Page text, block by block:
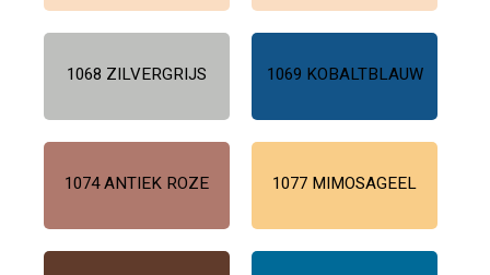
1068 ZILVERGRIJS 1069 KOBALTBLAUW
1074 ANTIEK ROZE 1077 MIMOSAGEEL